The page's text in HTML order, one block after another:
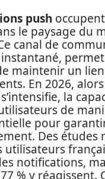
push
le paysage du
canal de
maintenir un
En 2026,
la
de
pour
Des études
utilisateurs
notifications,
% y réagissent.